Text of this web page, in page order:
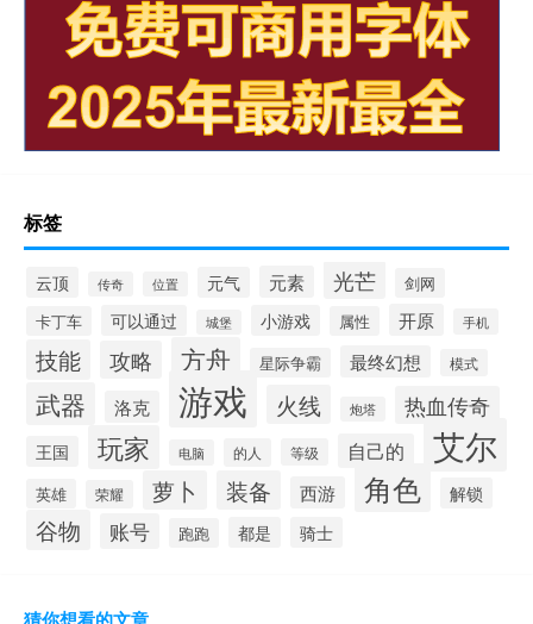
标签
云顶 传奇 位置 元气 元素 光芒
剑网
卡丁车
可以通过 城堡 小游戏 属性 开原 手机
技能 攻略 方舟 星际争霸 最终幻想 模式
武器 洛克 游戏 火线 炮塔 热血传奇
王国 玩家 电脑 的人 等级 自己的 艾尔
英雄 荣耀 萝卜 装备 西游 角色 解锁
谷物 账号 跑跑 都是 骑士